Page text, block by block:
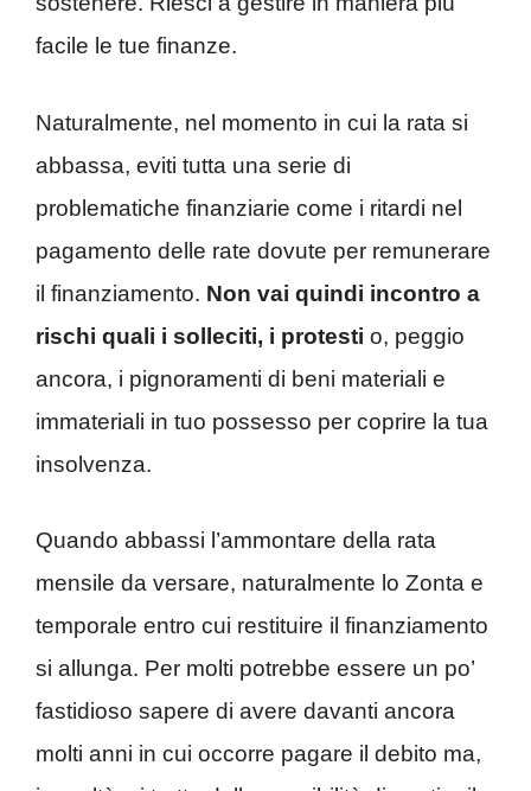
facile le tue finanze.
Naturalmente, nel momento in cui la rata si
abbassa, eviti tutta una serie di
problematiche finanziarie come i ritardi nel
pagamento delle rate dovute per remunerare
il finanziamento. Non vai quindi incontro a
rischi quali i solleciti, i protesti o, peggio
ancora, i pignoramenti di beni materiali e
immateriali in tuo possesso per coprire la tua
insolvenza.
Quando abbassi l’ammontare della rata
mensile da versare, naturalmente lo Zonta e
temporale entro cui restituire il finanziamento
si allunga. Per molti potrebbe essere un po’
fastidioso sapere di avere davanti ancora
molti anni in cui occorre pagare il debito ma,